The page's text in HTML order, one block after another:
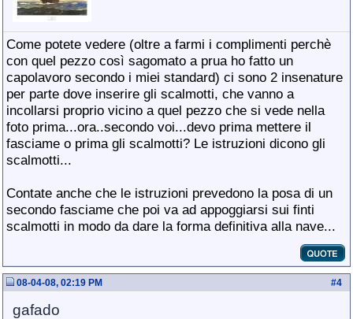
Come potete vedere (oltre a farmi i complimenti perchè
con quel pezzo così sagomato a prua ho fatto un
capolavoro secondo i miei standard) ci sono 2 insenature
per parte dove inserire gli scalmotti, che vanno a
incollarsi proprio vicino a quel pezzo che si vede nella
foto prima...ora..secondo voi...devo prima mettere il
fasciame o prima gli scalmotti? Le istruzioni dicono gli
scalmotti...
Contate anche che le istruzioni prevedono la posa di un
secondo fasciame che poi va ad appoggiarsi sui finti
scalmotti in modo da dare la forma definitiva alla nave...
#4
08-04-08, 02:19 PM
gafado